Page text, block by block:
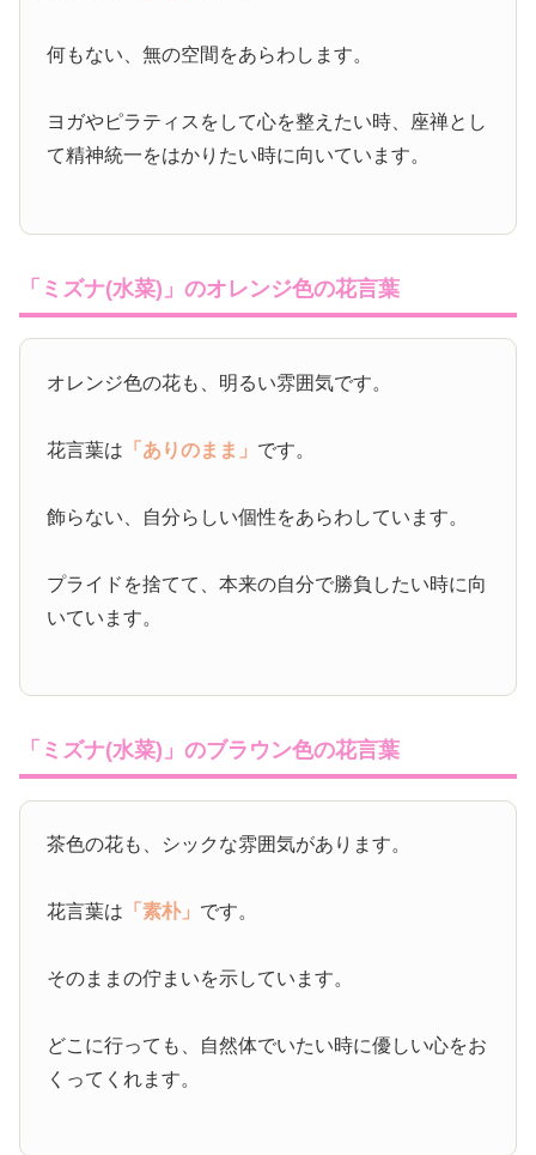
何もない、無の空間をあらわします。
ヨガやピラティスをして心を整えたい時、座禅とし
て精神統一をはかりたい時に向いています。
「ミズナ(水菜)」のオレンジ色の花言葉
オレンジ色の花も、明るい雰囲気です。
花言葉は 「ありのまま」 です。
飾らない、自分らしい個性をあらわしています。
プライドを捨てて、本来の自分で勝負したい時に向
いています。
「ミズナ(水菜)」のブラウン色の花言葉
茶色の花も、シックな雰囲気があります。
花言葉は 「素朴」 です。
そのままの佇まいを示しています。
どこに行っても、自然体でいたい時に優しい心をお
くってくれます。